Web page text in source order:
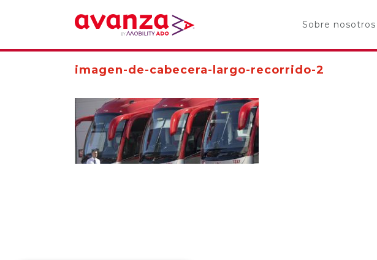
Sobre nosotros
imagen-de-cabecera-largo-recorrido-2